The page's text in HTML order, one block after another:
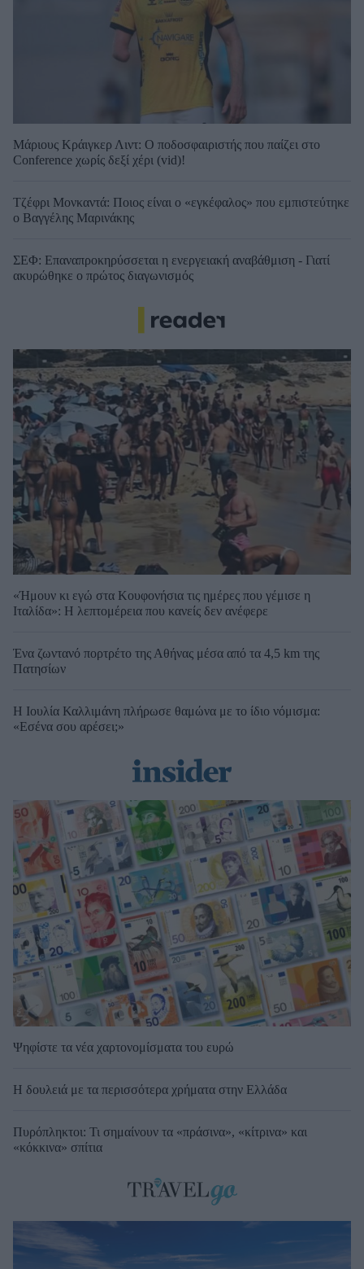
Μάριους Κράιγκερ Λιντ: Ο ποδοσφαιριστής που παίζει στο
Conference χωρίς δεξί χέρι (vid)!
Τζέφρι Μονκαντά: Ποιος είναι ο «εγκέφαλος» που εμπιστεύτηκε
ο Βαγγέλης Μαρινάκης
ΣΕΦ: Επαναπροκηρύσσεται η ενεργειακή αναβάθμιση - Γιατί
ακυρώθηκε ο πρώτος διαγωνισμός
«Ήμουν κι εγώ στα Κουφονήσια τις ημέρες που γέμισε η
Ιταλίδα»: Η λεπτομέρεια που κανείς δεν ανέφερε
Ένα ζωντανό πορτρέτο της Αθήνας μέσα από τα 4,5 km της
Πατησίων
Η Ιουλία Καλλιμάνη πλήρωσε θαμώνα με το ίδιο νόμισμα:
«Εσένα σου αρέσει;»
Ψηφίστε τα νέα χαρτονομίσματα του ευρώ
Η δουλειά με τα περισσότερα χρήματα στην Ελλάδα
Πυρόπληκτοι: Τι σημαίνουν τα «πράσινα», «κίτρινα» και
«κόκκινα» σπίτια